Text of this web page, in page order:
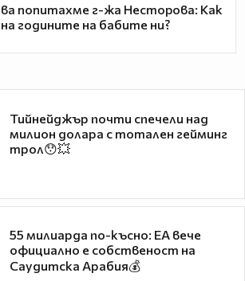
попитахме г-жа Несторова: Как
годините на бабите ни?
Тийнейджър почти спечели над
милион долара с тотален гейминг
трол😯💥
55 милиарда по-късно: EA вече
официално е собственост на
Саудитска Арабия💰